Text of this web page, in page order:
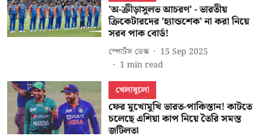
'অ-ক্রীড়াসুলভ আচরণ' - ভারতীয়
ক্রিকেটারদের 'হ্যান্ডশেক' না করা নিয়ে
সরব পাক বোর্ড!
স্পোর্টস ডেস্ক
15 Sep 2025
1 min read
খেলাধুলো
ফের মুখোমুখি ভারত-পাকিস্তান! কাটতে
চলেছে এশিয়া কাপ নিয়ে তৈরি সমস্ত
জটিলতা